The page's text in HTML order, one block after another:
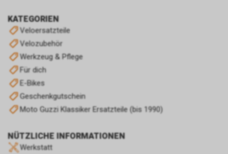
KATEGORIEN
Veloersatzteile
Velozubehör
Werkzeug & Pflege
Für dich
E-Bikes
Geschenkgutschein
Moto Guzzi Klassiker Ersatzteile (bis 1990)
NÜTZLICHE INFORMATIONEN
Werkstatt